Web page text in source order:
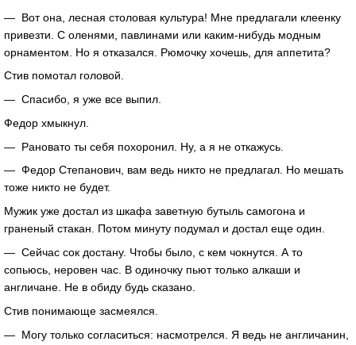
— Вот она, лесная столовая культура! Мне предлагали клеенку
привезти. С оленями, павлинами или каким-нибудь модным
орнаментом. Но я отказался. Рюмочку хочешь, для аппетита?
Стив помотал головой.
— Спасибо, я уже все выпил.
Федор хмыкнул.
— Рановато ты себя похоронил. Ну, а я не откажусь.
— Федор Степанович, вам ведь никто не предлагал. Но мешать
тоже никто не будет.
Мужик уже достал из шкафа заветную бутыль самогона и
граненый стакан. Потом минуту подумал и достал еще один.
— Сейчас сок достану. Чтобы было, с кем чокнутся. А то
сопьюсь, неровен час. В одиночку пьют только алкаши и
англичане. Не в обиду будь сказано.
Стив понимающе засмеялся.
— Могу только согласиться: насмотрелся. Я ведь не англичанин,